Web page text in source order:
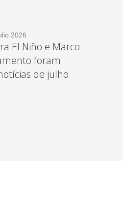
2026
El Niño e Marco
foram
de julho